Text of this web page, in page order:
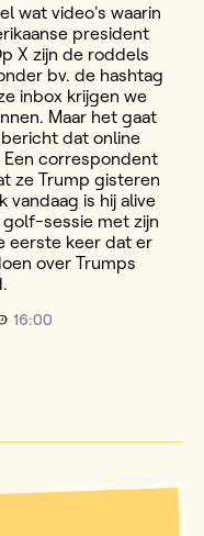
wat video's waarin
president
X zijn de roddels
bv. de hashtag
inbox krijgen we
Maar het gaat
dat online
correspondent
ze Trump gisteren
is hij alive
sessie met zijn
eerste keer dat er
over Trumps
16:00